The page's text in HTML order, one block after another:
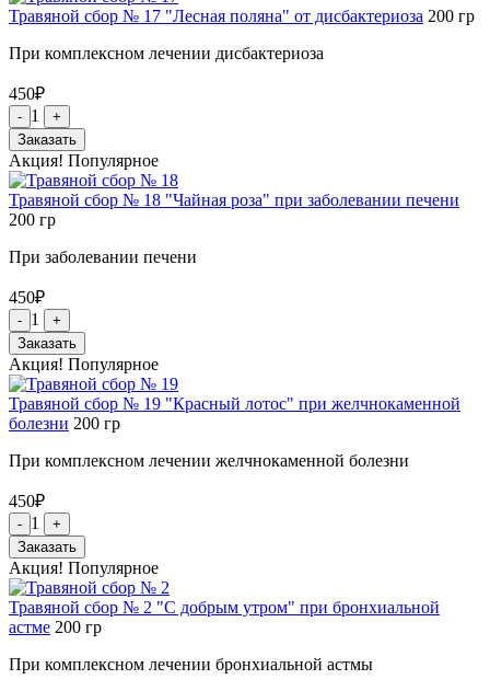
Травяной сбор № 17 "Лесная поляна" от дисбактериоза 200 гр
При комплексном лечении дисбактериоза
450₽
- 1
+
Заказать
Акция! Популярное
Травяной сбор № 18 "Чайная роза" при заболевании печени
200 гр
При заболевании печени
450₽
- 1
+
Заказать
Акция! Популярное
Травяной сбор № 19 "Красный лотос" при желчнокаменной
болезни 200 гр
При комплексном лечении желчнокаменной болезни
450₽
- 1
+
Заказать
Акция! Популярное
Травяной сбор № 2 "С добрым утром" при бронхиальной
астме 200 гр
При комплексном лечении бронхиальной астмы